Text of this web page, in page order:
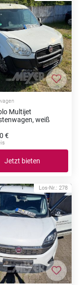
Zur
Multijet
weiß
€
Jetzt bieten
Los-Nr.: 278
Zur